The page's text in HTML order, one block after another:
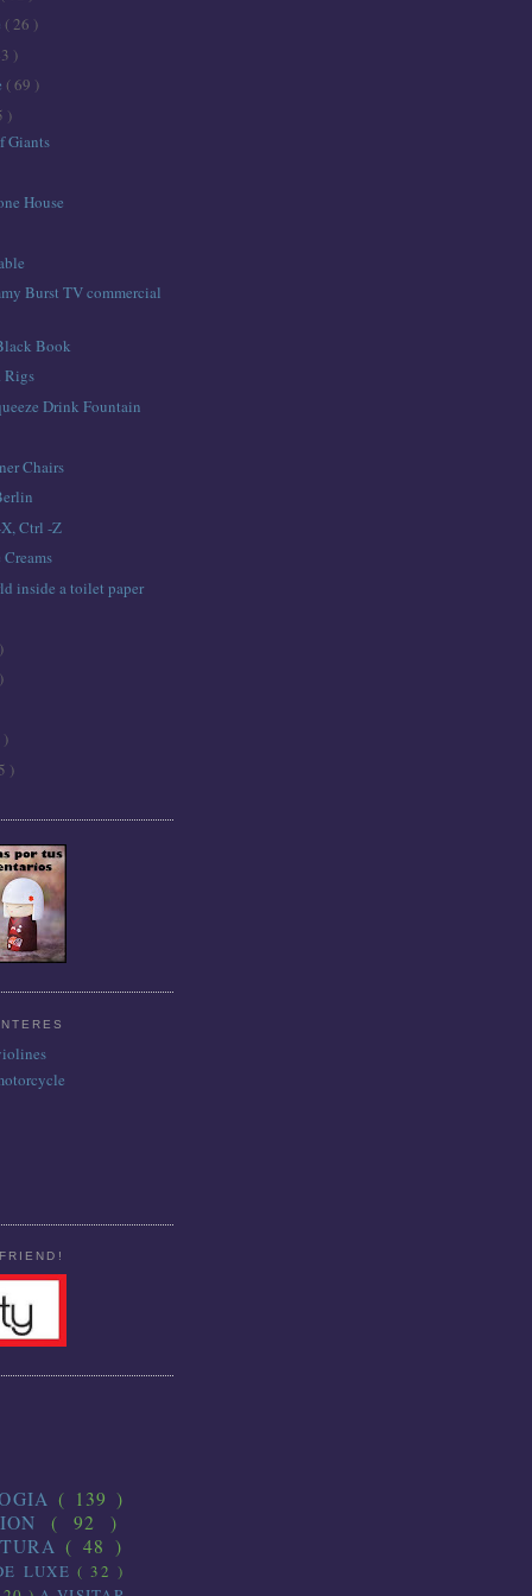
( 26 )
)
( 69 )
)
Giants
House
Burst TV commercial
Book
Rigs
Drink Fountain
Chairs
Ctrl -Z
inside a toilet paper
)
)
( 139 )
( 92 )
( 48 )
LUXE( 32 )